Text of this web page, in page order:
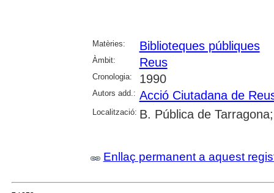
Matèries: Biblioteques públiques
Àmbit: Reus
Cronologia: 1990
Autors add.: Acció Ciutadana de
Localització: B. Pública de
Enllaç permanent a aquest